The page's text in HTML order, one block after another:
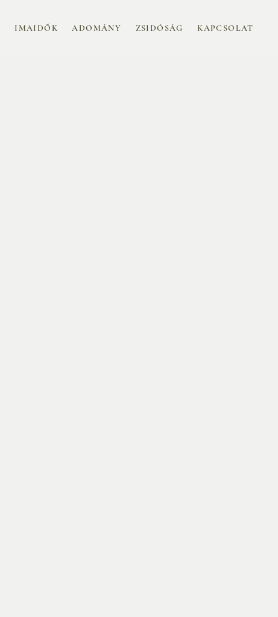
IMAIDŐK ADOMÁNY ZSIDÓSÁG KAPCSOLAT